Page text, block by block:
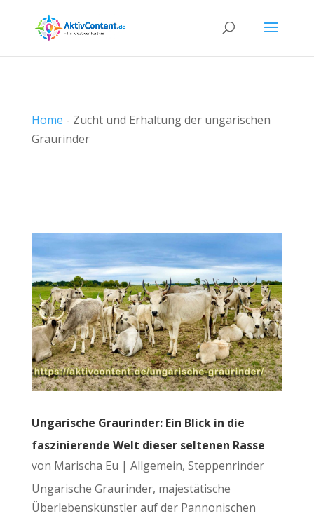
Home - Zucht und Erhaltung der ungarischen
Graurinder
Ungarische Graurinder: Ein Blick in die
faszinierende Welt dieser seltenen Rasse
von Marischa Eu | Allgemein, Steppenrinder
Ungarische Graurinder, majestätische
Überlebenskünstler auf der Pannonischen